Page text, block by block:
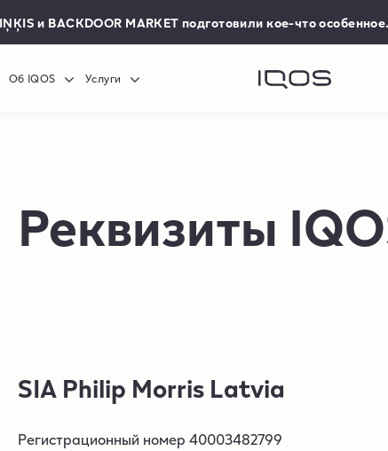
и BACKDOOR MARKET подготовили кое-что
Об IQOS Услуги
Реквизиты
SIA Philip Morris Latvia
Регистрационный номер 40003482799